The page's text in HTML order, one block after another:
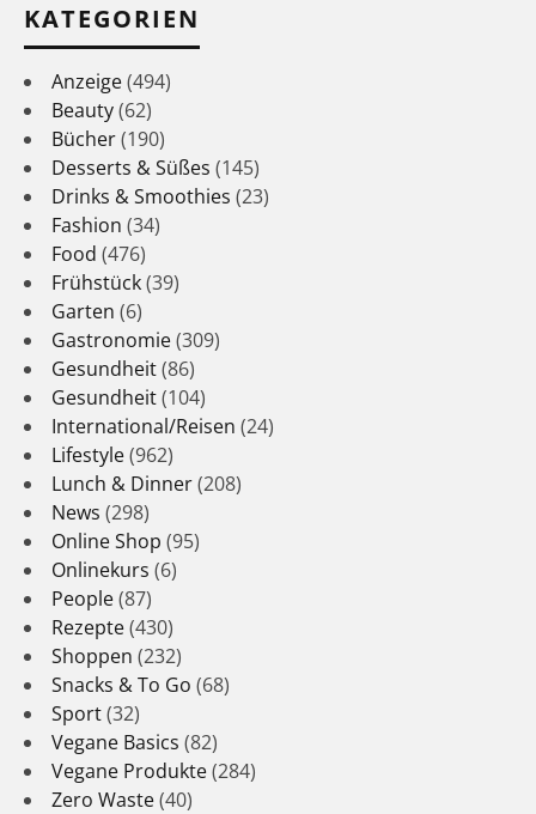
KATEGORIEN
Anzeige(494)
Beauty(62)
Bücher(190)
Desserts & Süßes (145)
Drinks & Smoothies (23)
Fashion (34)
Food (476)
Frühstück(39)
Garten (6)
Gastronomie(309)
Gesundheit(86)
Gesundheit(104)
International/Reisen (24)
Lifestyle(962)
Lunch & Dinner(208)
News (298)
Online Shop (95)
Onlinekurs (6)
People(87)
Rezepte(430)
Shoppen (232)
Snacks & To Go (68)
Sport(32)
Vegane Basics (82)
Vegane Produkte(284)
Zero Waste(40)